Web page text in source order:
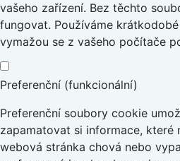
vašeho zařízení. Bez těchto
fungovat. Používáme
vymažou se z vašeho počítače
Preferenční (funkcionální)
Preferenční soubory cookie
zapamatovat si informace, které
webová stránka chová nebo